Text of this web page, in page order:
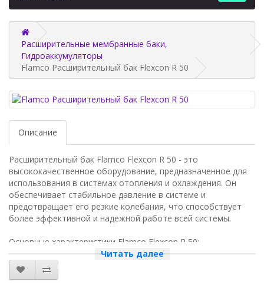
Расширительные мембранные баки,
Гидроаккумуляторы
Flamco Расширительный бак Flexcon R 50
Описание
Расширительный бак Flamco Flexcon R 50 - это
высококачественное оборудование, предназначенное для
использования в системах отопления и охлаждения. Он
обеспечивает стабильное давление в системе и
предотвращает его резкие колебания, что способствует
более эффективной и надежной работе всей системы.
Основные характеристики Flamco Flexcon R 50:
- Объем: 50 литров
- Максимальное рабочее давление: 10 бар
Читать далее